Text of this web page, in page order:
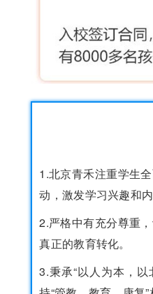
1.北京青禾注重学生
动，激发学习兴趣和
2.严格中有充分尊重
真正的教育转化。
3.秉承“以人为本，